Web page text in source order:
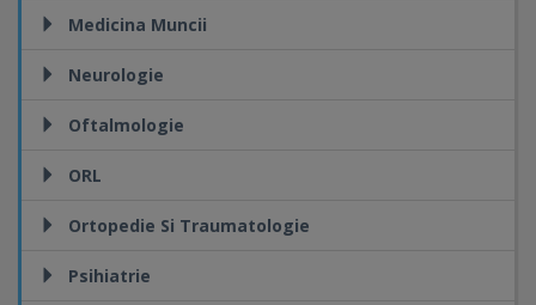
Medicina Muncii
Neurologie
Oftalmologie
ORL
Ortopedie Si Traumatologie
Psihiatrie